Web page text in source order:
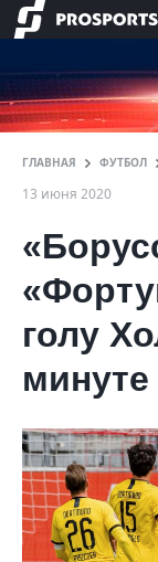
ГЛАВНАЯ ФУТБОЛ
13 июня 2020
голу
минуте